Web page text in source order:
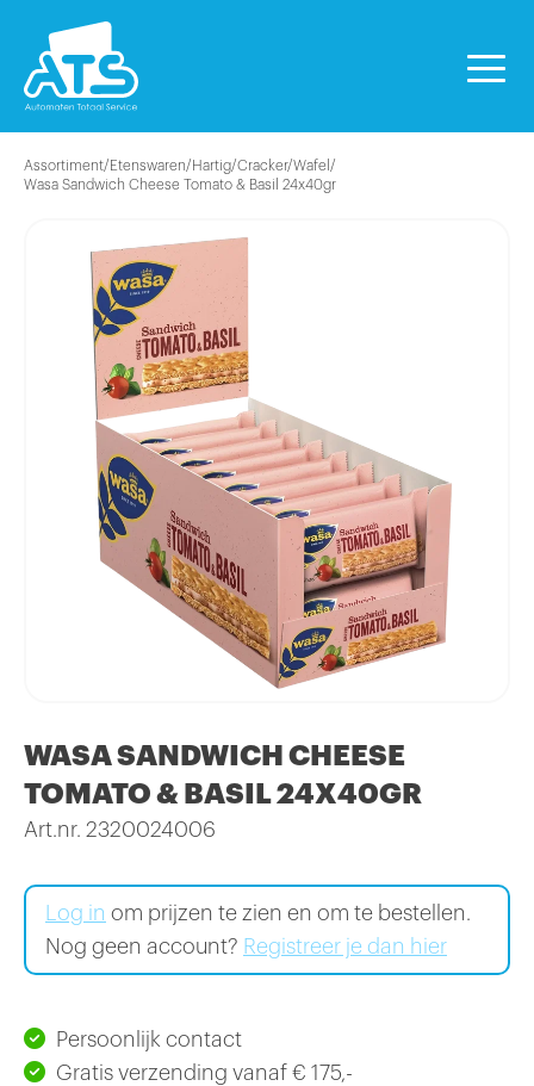
Assortiment/Etenswaren/Hartig/Cracker/Wafel /
Wasa Sandwich Cheese Tomato & Basil 24x40gr
WASA SANDWICH CHEESE
TOMATO & BASIL 24X40GR
Art.nr. 2320024006
Log in om prijzen te zien en om te bestellen.
Nog geen account? Registreer je dan hier
Persoonlijk contact
Gratis verzending vanaf € 175,-